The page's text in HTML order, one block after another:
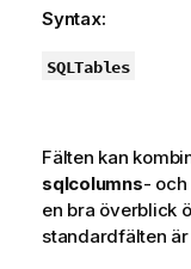
Syntax:
SQLTables
Fälten kan
sqlcolumns- och
en bra överblick
standardfälten